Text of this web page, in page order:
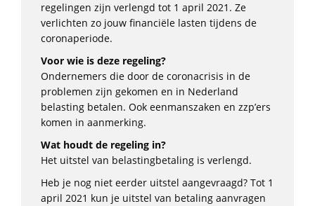
regelingen zijn verlengd tot 1 april 2021. Ze
verlichten zo jouw financiële lasten tijdens de
coronaperiode.
Voor wie is deze regeling?
Ondernemers die door de coronacrisis in de
problemen zijn gekomen en in Nederland
belasting betalen. Ook eenmanszaken en zzp’ers
komen in aanmerking.
Wat houdt de regeling in?
Het uitstel van belastingbetaling is verlengd.
Heb je nog niet eerder uitstel aangevraagd? Tot 1
april 2021 kun je uitstel van betaling aanvragen